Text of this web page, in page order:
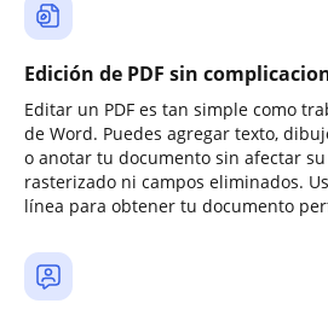
Edición de PDF sin
Editar un PDF es tan simple como
de Word. Puedes agregar texto,
o anotar tu documento sin afectar
rasterizado ni campos eliminados.
línea para obtener tu documento